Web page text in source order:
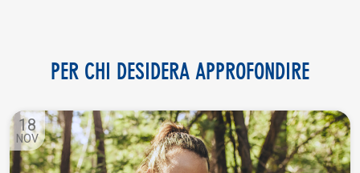
PER CHI DESIDERA APPROFONDIRE
18
NOV